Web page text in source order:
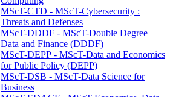
MScT-CTD - MScT-Cybersecurity :
Threats and Defenses
MScT-DDDF - MScT-Double Degree
Data and Finance (DDDF)
MScT-DEPP - MScT-Data and Economics
for Public Policy (DEPP)
MScT-DSB - MScT-Data Science for
Business